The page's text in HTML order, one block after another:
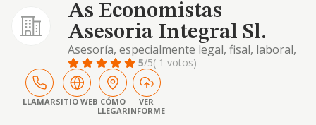
As Economistas
Asesoria Integral Sl.
Asesoría, especialmente legal, fisal, laboral,
contable, mercantil y financiero.
administración concursal. estudios y
proyectos económico-financierosy jurídicos.
impartir cursos, coloquios y colaborar en
medios de comunicación. alquilar bienes
5/5( 1 votos)
LLAMARSITIO WEB CÓMO
LLEGAR
VER
INFORME